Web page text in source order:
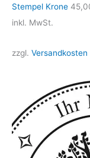
Stempel Krone
inkl. MwSt.
zzgl. Versandkosten